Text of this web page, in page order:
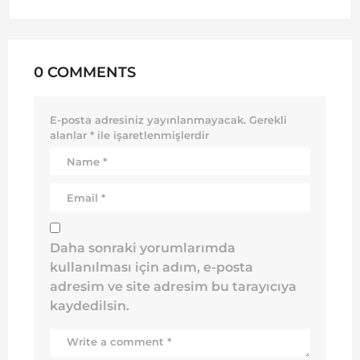
0 COMMENTS
E-posta adresiniz yayınlanmayacak. Gerekli
alanlar * ile işaretlenmişlerdir
Daha sonraki yorumlarımda
kullanılması için adım, e-posta
adresim ve site adresim bu tarayıcıya
kaydedilsin.